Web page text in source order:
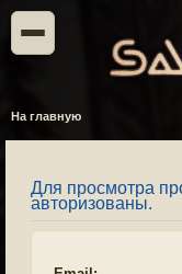
На главную
Для просмотра
авторизованы.